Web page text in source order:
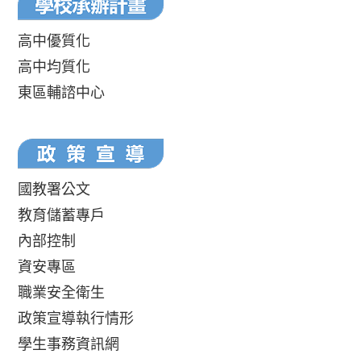
高中優質化
高中均質化
東區輔諮中心
國教署公文
教育儲蓄專戶
內部控制
資安專區
職業安全衛生
政策宣導執行情形
學生事務資訊網